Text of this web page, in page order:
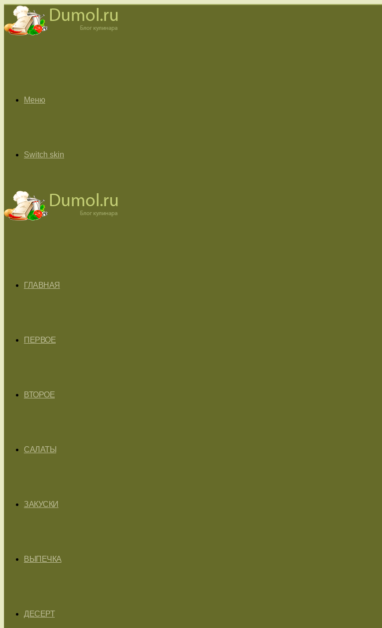
Меню
Switch skin
ГЛАВНАЯ
ПЕРВОЕ
ВТОРОЕ
САЛАТЫ
ЗАКУСКИ
ВЫПЕЧКА
ДЕСЕРТ